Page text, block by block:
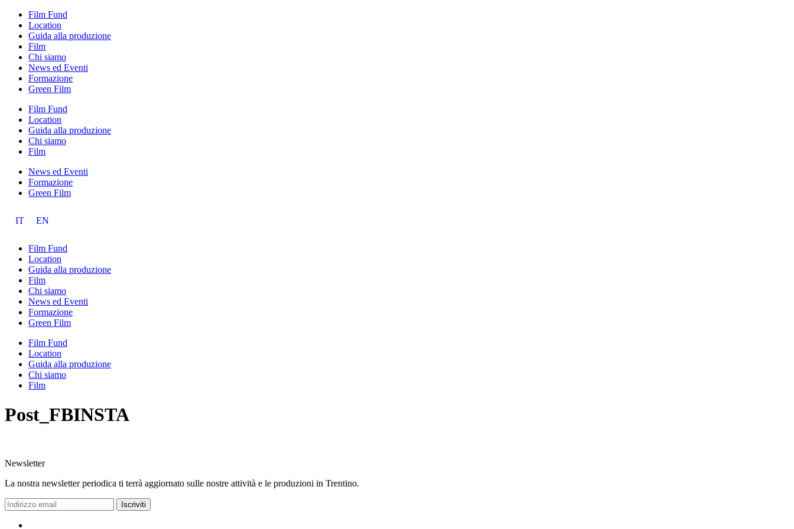
Film Fund
Location
Guida alla produzione
Film
Chi siamo
News ed Eventi
Formazione
Green Film
Film Fund
Location
Guida alla produzione
Chi siamo
Film
News ed Eventi
Formazione
Green Film
IT EN
Film Fund
Location
Guida alla produzione
Film
Chi siamo
News ed Eventi
Formazione
Green Film
Film Fund
Location
Guida alla produzione
Chi siamo
Film
Post_FBINSTA
Newsletter
La nostra newsletter periodica ti terrà aggiornato sulle nostre attività e le produzioni in Trentino.
Iscriviti